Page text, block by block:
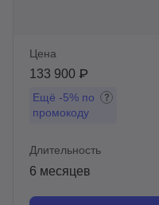
Цена
133 900 ₽
Ещё -5% по
промокоду
Длительность
6 месяцев